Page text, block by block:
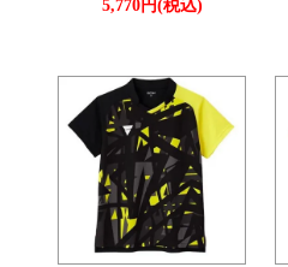
5,770円(税込)